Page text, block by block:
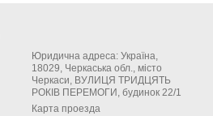
Юридична адреса: Україна,
18029, Черкаська обл., місто
Черкаси, ВУЛИЦЯ ТРИДЦЯТЬ
РОКІВ ПЕРЕМОГИ, будинок 22/1
Карта проезда